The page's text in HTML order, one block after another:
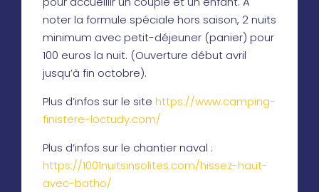
noter la formule spéciale hors saison, 2 nuits
minimum avec petit-déjeuner (panier) pour
100 euros la nuit. (Ouverture début avril
jusqu’à fin octobre).
Plus d’infos sur le site https://www.camping-
finistere-loctudy.com/
Plus d’infos sur le chantier naval :
https://1001nuitsinsolites.com/hissez-haut-
avec-batho/